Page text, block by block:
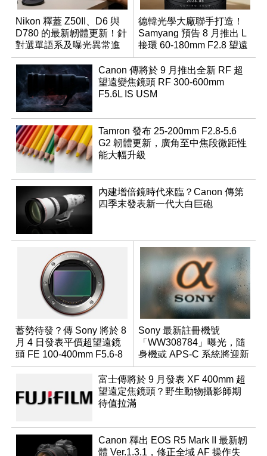
Nikon 釋蓋 Z50II、D6 與
D780 的最新韌體更新！針
對選單語系及曝光異常進
行修復
德韓光學大廠聯手打造！
Samyang 預告 8 月推出 L
接環 60-180mm F2.8 望遠
變焦鏡
Canon 傳將於 9 月推出全新 RF 超
望遠變焦鏡頭 RF 300-600mm
F5.6L IS USM
Tamron 發布 25-200mm F2.8-5.6
G2 韌體更新，廣角至中焦段微距性
能大幅升級
內建增倍鏡時代來臨？Canon 傳第
四季末發表新一代大白巨砲
蓄勢待發？傳 Sony 將於 8
月 4 日發表平價超望遠鏡
頭 FE 100-400mm F5.6-8
Sony 最新註冊機號
「WW308784」曝光，隨
身機或 APS-C 系統將迎新
成員？
富士傳將於 9 月發表 XF 400mm 超
望遠定焦鏡頭？野生動物攝影師期
待值拉滿
Canon 釋出 EOS R5 Mark II 最新韌
體 Ver.1.3.1，修正全域 AF 操作失